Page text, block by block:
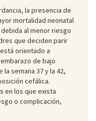
la presencia de
mortalidad neonatal
al menor riesgo
que deciden parir
orientado a
de bajo
semana 37 y la 42,
cefálica.
en los que exista
o complicación,